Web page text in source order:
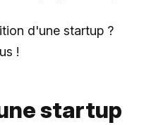
d'une startup ?
!
startup